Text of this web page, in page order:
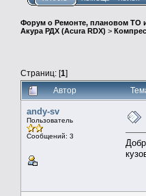
Форум о Ремонте, плановом ТО
Акура РДХ (Acura RDX) >
Страниц: [1]
Автор
andy-sv
Пользователь
Сообщений: 3